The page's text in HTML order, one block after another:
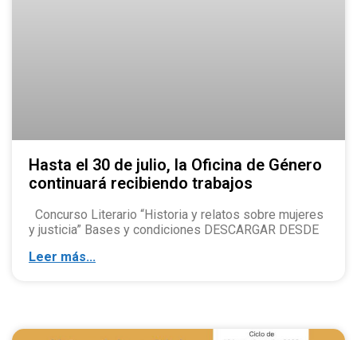
Hasta el 30 de julio, la Oficina de Género
continuará recibiendo trabajos
Concurso Literario “Historia y relatos sobre mujeres
y justicia” Bases y condiciones DESCARGAR DESDE
Leer más...